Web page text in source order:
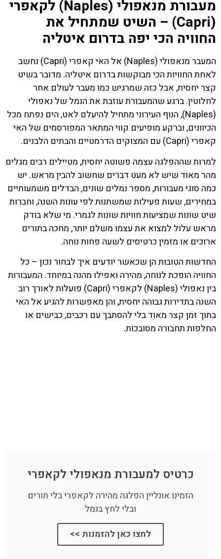
מעבורת מנאפולי (Naples) לקאפרי
(Capri) – השיט שמתחיל את
החוויה הכי יפה בדרום איטליה
המעבר מנאפולי (Naples) אל האי קאפרי (Capri) נחשב
לאחת החוויות הכי מבוקשות בדרום איטליה. מדובר בשיט
קצר יחסית, אבל כזה שמרגיש כמו מעבר לעולם אחר
לחלוטין. ברגע שהמעבורת עוזבת את הנמל של נאפולי
(Naples), הנוף העירוני מתחיל להיעלם לאט, הים נפתח מכל
הכיוונים, וברקע מופיעים קווי המתאר המפורסמים של האי
קאפרי (Capri) עם המצוקים הדרמטיים והבתים הלבנים.
למרות שההפלגה עצמה פשוטה יחסית, מטיילים רבים מגלים
מהר מאוד שיש לא מעט דברים שחשוב להבין מראש. יש
כמה סוגי מעבורות, מספר נמלים שונים, הבדלים משמעותיים
במחירים, שעות פעילות שמשתנות לפי עונות השנה, וחברות
שיט שונות שמציעות חוויות שונות לגמרי. מי שלא בודק
מראש עלול למצוא את עצמו משלם יותר, מחכה בתורים
ארוכים או מזמין כרטיסים לשעה פחות נוחה.
החדשות הטובות הן שכאשר יודעים איך לבחור נכון – כל
החוויה הופכת לנוחה, מהירה ואפילו מהנה במיוחד. המעבורות
בין נאפולי (Naples) לקאפרי (Capri) פועלות לאורך רוב
השנה בתדירות גבוהה יחסית, והן מאפשרות להגיע אל האי
בתוך זמן קצר מאוד בלי להסתבך עם רכבים, כבישים או
החלפות תחבורה מסובכות.
כרטיס למעבורת מנאפולי לקאפרי
הזמינו אונליין הפלגה מהירה לקאפרי בלי תורים
ובלי לחץ בנמל
לחצו כאן להזמנות >>